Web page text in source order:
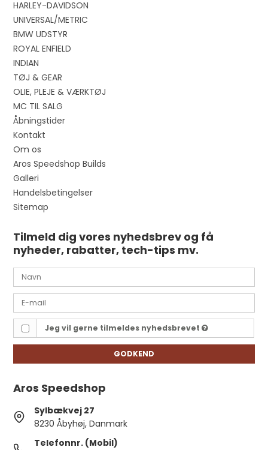
HARLEY-DAVIDSON
UNIVERSAL/METRIC
BMW UDSTYR
ROYAL ENFIELD
INDIAN
TØJ & GEAR
OLIE, PLEJE & VÆRKTØJ
MC TIL SALG
Åbningstider
Kontakt
Om os
Aros Speedshop Builds
Galleri
Handelsbetingelser
Sitemap
Tilmeld dig vores nyhedsbrev og få
nyheder, rabatter, tech-tips mv.
Jeg vil gerne tilmeldes nyhedsbrevet
GODKEND
Aros Speedshop
Sylbækvej 27
8230 Åbyhøj, Danmark
Telefonnr. (Mobil)